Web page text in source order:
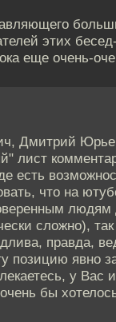
этих
еще очень-
Дмитрий
лист
есть
что на
людям
сложно),
правда,
позицию явно
у Вас
бы